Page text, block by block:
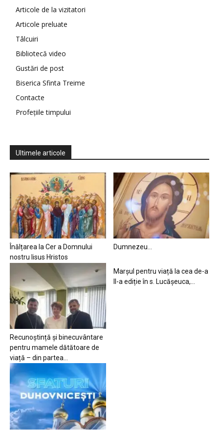
Articole de la vizitatori
Articole preluate
Tâlcuiri
Bibliotecă video
Gustări de post
Biserica Sfinta Treime
Contacte
Profețiile timpului
Ultimele articole
Înălțarea la Cer a Domnului
nostru Iisus Hristos
Dumnezeu…
Recunoștință și binecuvântare
pentru mamele dătătoare de
viață – din partea...
Marșul pentru viață la cea de-a
II-a ediție în s. Lucășeuca,...